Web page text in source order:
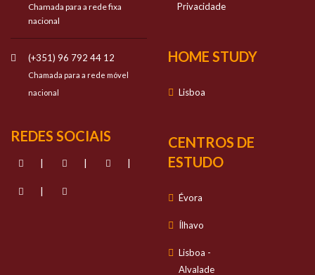
Chamada para a rede fixa
nacional
(+351) 96 792 44 12
Chamada para a rede móvel
nacional
REDES SOCIAIS
| | |
|
Privacidade
HOME STUDY
Lisboa
CENTROS DE
ESTUDO
Évora
Ílhavo
Lisboa -
Alvalade